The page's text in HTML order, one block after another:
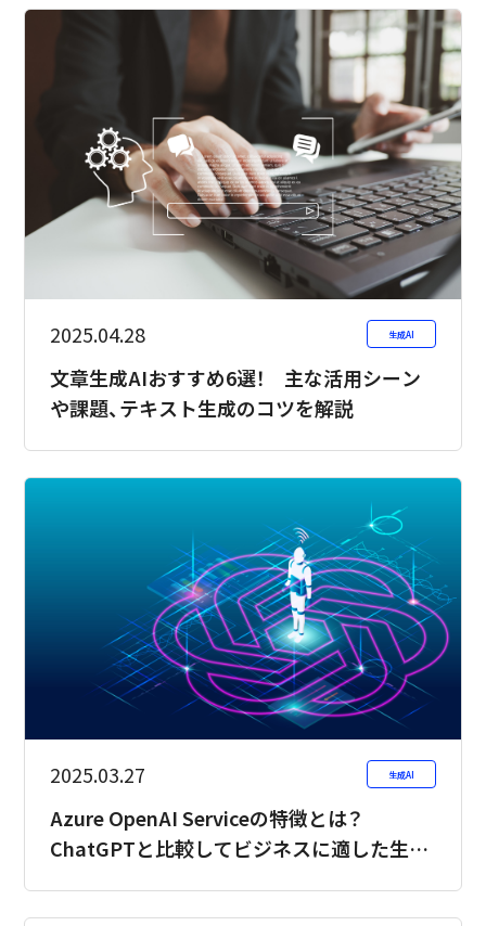
2025.04.28 生成AI
文章生成AIおすすめ6選！ 主な活用シーン
や課題、テキスト生成のコツを解説
2025.03.27 生成AI
Azure OpenAI Serviceの特徴とは？
ChatGPTと比較してビジネスに適した生成